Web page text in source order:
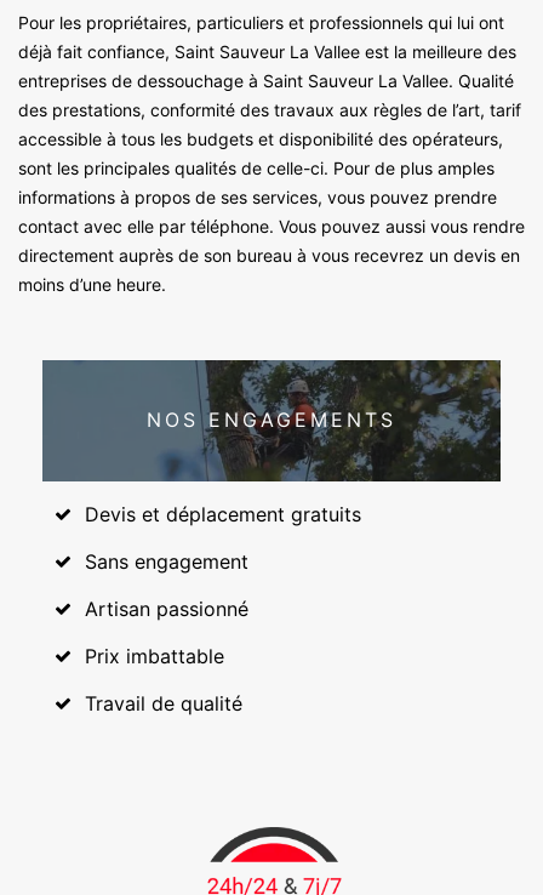
Pour les propriétaires, particuliers et professionnels qui lui ont
déjà fait confiance, Saint Sauveur La Vallee est la meilleure des
entreprises de dessouchage à Saint Sauveur La Vallee. Qualité
des prestations, conformité des travaux aux règles de l’art, tarif
accessible à tous les budgets et disponibilité des opérateurs,
sont les principales qualités de celle-ci. Pour de plus amples
informations à propos de ses services, vous pouvez prendre
contact avec elle par téléphone. Vous pouvez aussi vous rendre
directement auprès de son bureau à vous recevrez un devis en
moins d’une heure.
NOS ENGAGEMENTS
Devis et déplacement gratuits
Sans engagement
Artisan passionné
Prix imbattable
Travail de qualité